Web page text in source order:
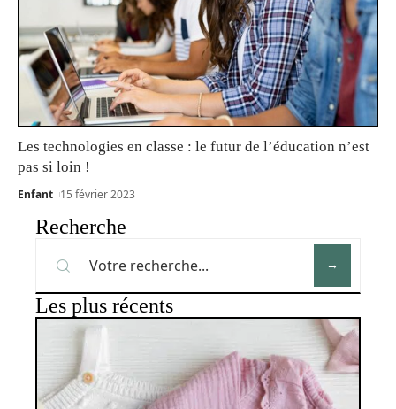
Les technologies en classe : le futur de l’éducation n’est
pas si loin !
Enfant 15 février 2023
Recherche
Les plus récents